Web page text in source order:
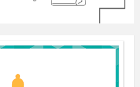
19.02.2024